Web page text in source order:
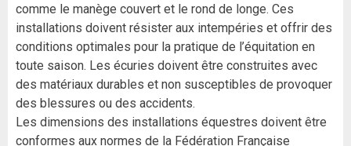
comme le manège couvert et le rond de longe. Ces
installations doivent résister aux intempéries et offrir des
conditions optimales pour la pratique de l’équitation en
toute saison. Les écuries doivent être construites avec
des matériaux durables et non susceptibles de provoquer
des blessures ou des accidents.
Les dimensions des installations équestres doivent être
conformes aux normes de la Fédération Française